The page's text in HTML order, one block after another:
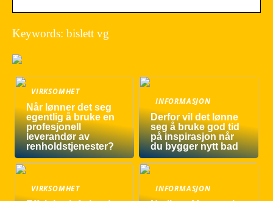
Keywords: bislett vg
VIRKSOMHET
Når lønner det seg
egentlig å bruke en
profesjonell
leverandør av
renholdstjenester?
INFORMASJON
Derfor vil det lønne
seg å bruke god tid
på inspirasjon når
du bygger nytt bad
VIRKSOMHET INFORMASJON